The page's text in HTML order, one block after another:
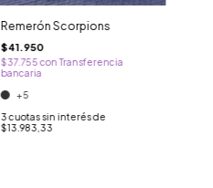
Remerón Scorpions
$41.950
$37.755con Transferencia
bancaria
+5
3 cuotas sin interés de
$13.983,33